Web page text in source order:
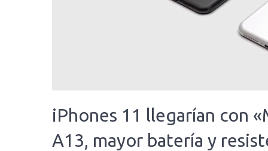
iPhones 11 llegarían con
A13, mayor batería y